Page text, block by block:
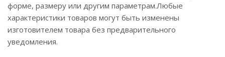
форме, размеру или другим параметрам.Любые
характеристики товаров могут быть изменены
изготовителем товара без предварительного
уведомления.